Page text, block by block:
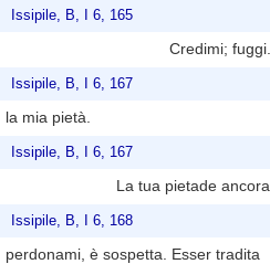
Issipile, B, I 6, 165
Credimi; fuggi.
Issipile, B, I 6, 167
la mia pietà.
Issipile, B, I 6, 167
La tua pietade ancora,
Issipile, B, I 6, 168
perdonami, è sospetta. Esser tradita